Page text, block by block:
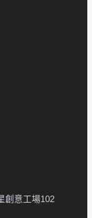
創意工場102